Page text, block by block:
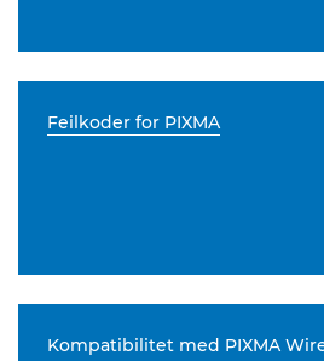
Feilkoder for PIXMA
Kompatibilitet med PIXMA